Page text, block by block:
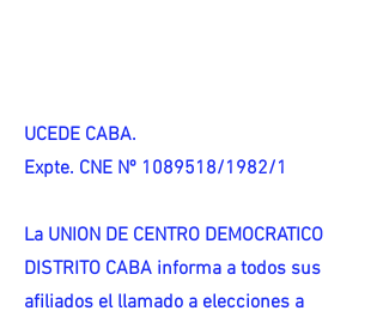
UCEDE CABA.
Expte. CNE Nº 1089518/1982/1
La UNION DE CENTRO DEMOCRATICO
DISTRITO CABA informa a todos sus
afiliados el llamado a elecciones a